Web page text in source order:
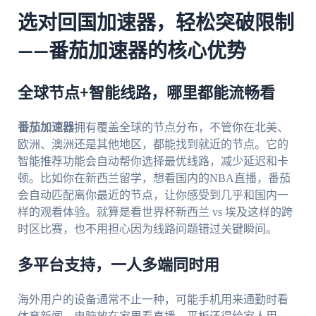
选对回国加速器，轻松突破限制
——番茄加速器的核心优势
全球节点+智能线路，哪里都能流畅看
番茄加速器拥有覆盖全球的节点分布，不管你在北美、
欧洲、澳洲还是其他地区，都能找到就近的节点。它的
智能推荐功能会自动帮你选择最优线路，减少延迟和卡
顿。比如你在新西兰留学，想看国内的NBA直播，番茄
会自动匹配离你最近的节点，让你感受到几乎和国内一
样的观看体验。就算是看世界杯新西兰 vs 埃及这样的跨
时区比赛，也不用担心因为线路问题错过关键瞬间。
多平台支持，一人多端同时用
海外用户的设备通常不止一种，可能手机用来通勤时看